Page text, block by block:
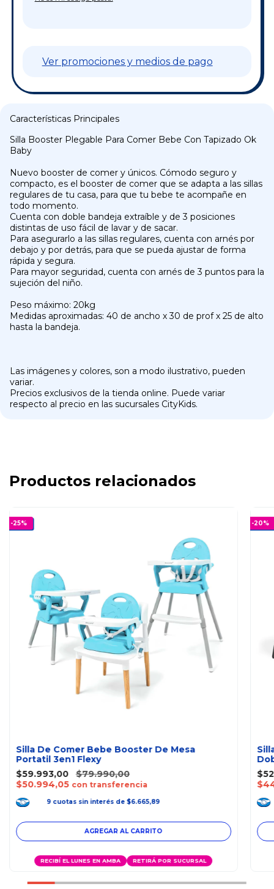
Ver promociones y medios de pago
Características Principales
Silla Booster Plegable Para Comer Bebe Con Tapizado Ok
Baby
Nuevo booster de comer y únicos. Cómodo seguro y
compacto, es el booster de comer que se adapta a las sillas
regulares de tu casa, para que tu bebe te acompañe en
todo momento.
Cuenta con doble bandeja extraíble y de 3 posiciones
distintas de uso fácil de lavar y de sacar.
Para asegurarlo a las sillas regulares, cuenta con arnés por
debajo y por detrás, para que se pueda ajustar de forma
rápida y segura.
Para mayor seguridad, cuenta con arnés de 3 puntos para la
sujeción del niño.
Peso máximo: 20kg
Medidas aproximadas: 40 de ancho x 30 de prof x 25 de alto
hasta la bandeja.
Las imágenes y colores, son a modo ilustrativo, pueden
variar.
Precios exclusivos de la tienda online. Puede variar
respecto al precio en las sucursales CityKids.
Productos relacionados
-25%
Silla De Comer Bebe Booster De Mesa
Portatil 3en1 Flexy
$59.993,00
$79.990,00
$50.994,05 con transferencia
9 cuotas sin interés de $6.665,89
AGREGAR AL CARRITO
RECIBÍ EL LUNES EN AMBA RETIRÁ POR SUCURSAL
-20%